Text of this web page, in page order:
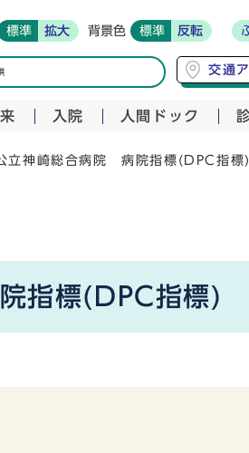
標準 拡大 背景色 標準 反転
交通
入院 人間ドック
神崎総合病院 病院指標(DPC指標)
指標(DPC指標)